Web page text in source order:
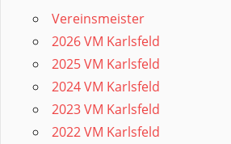
Vereinsmeister
2026 VM Karlsfeld
2025 VM Karlsfeld
2024 VM Karlsfeld
2023 VM Karlsfeld
2022 VM Karlsfeld